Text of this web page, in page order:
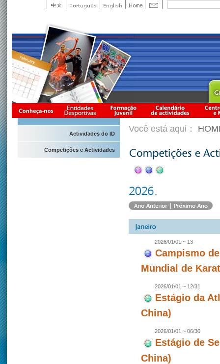
Actividades do ID
Competições e Actividades
Você está aqui：
2026/01/01 ~ 13
Campismo
Mundial de
2026/01/01 ~ 12/31
Estágio da
China)
2026/01/01 ~ 06/30
Estágio de
China)